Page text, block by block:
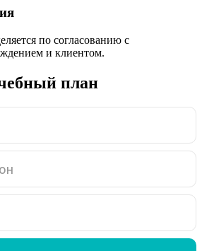
по согласованию с
и клиентом.
план